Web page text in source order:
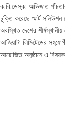
ক.বি.ডেস্ক: অভিজাত
চুক্তি করেছে স্মার্ট সলিউশন
অবস্থিত দেশের
আজিয়াটা লিমিটেডের
আয়োজিত অনুষ্ঠানে এ